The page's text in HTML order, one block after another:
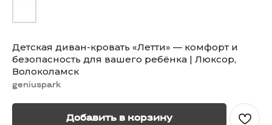
Детская диван-кровать «Летти» — комфорт и
безопасность для вашего ребёнка | Люксор,
Волоколамск
geniuspark
Добавить в корзину